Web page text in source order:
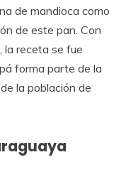
de mandioca como
de este pan. Con
la receta se fue
forma parte de la
la población de